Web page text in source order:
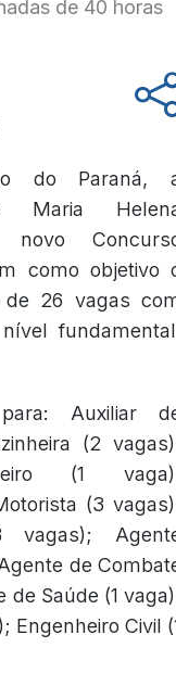
de 40 horas
do Paraná,
Maria
como objetivo
de 26 vagas
Auxiliar
(2
(1
(3
vagas);
de
de Saúde (1
Engenheiro Civil